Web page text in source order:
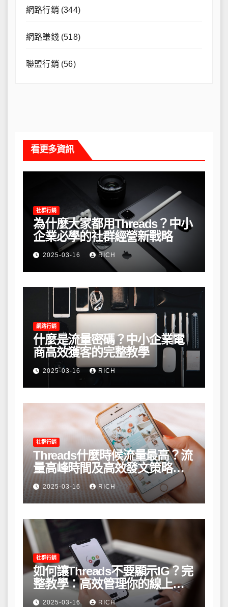
網路行銷 (344)
網路賺錢(518)
聯盟行銷 (56)
看更多資訊
社群行銷
為什麼大家都用Threads？中小
企業必學的社群經營新戰略
2025-03-16 RICH
網路行銷
什麼是流量密碼？中小企業電
商高效獲客的完整教學
2025-03-16 RICH
社群行銷
Threads什麼時候流量最高？流
量高峰時間及高效發文策略攻
略2025-03-16 RICH
社群行銷
如何讓Threads不要顯示IG？完
整教學：高效管理你的線上隱
私與數據安全
2025-03-16 RICH